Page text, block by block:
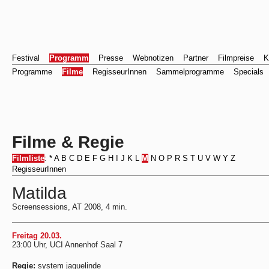
Festival Programm Presse Webnotizen Partner Filmpreise
Programme
Filme RegisseurInnen Sammelprogramme Specials
Filme & Regie
Filmliste: * A B C D E F G H J K L M N O P R S T U V W Y Z
RegisseurInnen
Matilda
Screensessions, AT 2008, 4 min.
Freitag 20.03.
23:00 Uhr, UCI Annenhof Saal 7
Regie: system jaquelinde